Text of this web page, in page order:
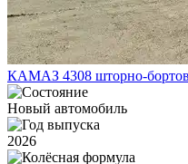
КАМАЗ 4308 шторно-
Новый автомобиль
2026